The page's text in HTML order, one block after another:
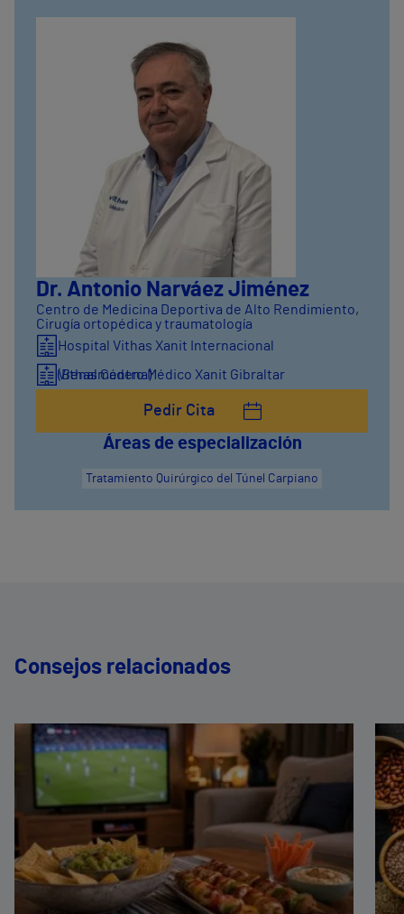
Dr. Antonio Narváez Jiménez
Centro de Medicina Deportiva de Alto Rendimiento,
Cirugía ortopédica y traumatología
Hospital Vithas Xanit Internacional
(Benalmádena)
Vithas Centro Médico Xanit Gibraltar
Pedir Cita
Áreas de especialización
Tratamiento Quirúrgico del Túnel Carpiano
Consejos relacionados